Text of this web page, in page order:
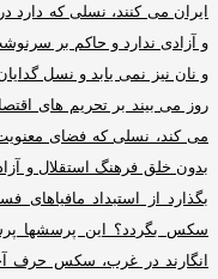
ایران می کنند، نسلی که دارد
و آزادی ندارد و حاکم بر
و نان نیز نمی یابد و نسل
روز می بیند بر تحریم های
می کند، نسلی که فضای
بدون خلق فرهنگ استقلال و
بگذارد از استبداد مافیاهای
سکس بگردد؟ این پرسشها
انگارند در غرب، سکس حرف